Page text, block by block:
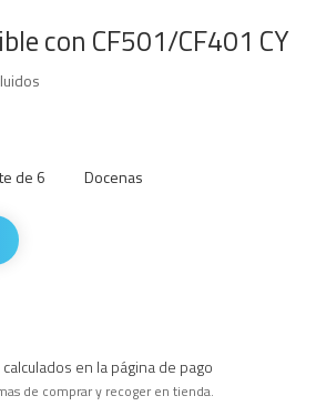
con CF501/CF401 CY
de 6 Docenas
en la página de pago
de comprar y recoger en tienda.